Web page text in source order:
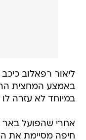
ליאור רפאלוב
באמצע המחצית
במיוחד לא עזרה לו
אחרי שהפועל באר